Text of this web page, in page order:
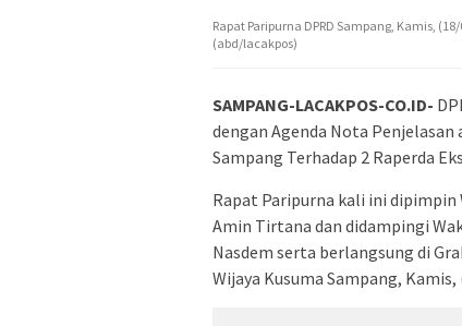
Rapat Paripurna DPRD Sampang, Kamis,
(abd/lacakpos)
SAMPANG-LACAKPOS-CO.ID-
dengan Agenda Nota
Sampang Terhadap 2 Raperda
Rapat Paripurna kali ini dipimpin
Amin Tirtana dan didampingi
Nasdem serta berlangsung di
Wijaya Kusuma Sampang,